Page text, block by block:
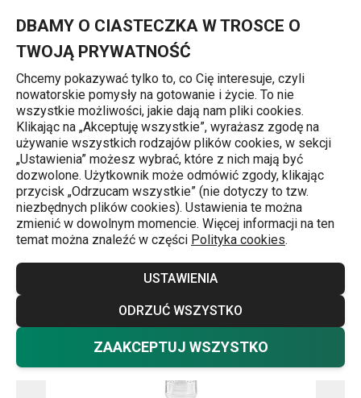
DBAMY O CIASTECZKA W TROSCE O
TWOJĄ PRYWATNOŚĆ
Chcemy pokazywać tylko to, co Cię interesuje, czyli
nowatorskie pomysły na gotowanie i życie. To nie
wszystkie możliwości, jakie dają nam pliki cookies.
Klikając na „Akceptuję wszystkie”, wyrażasz zgodę na
używanie wszystkich rodzajów plików cookies, w sekcji
„Ustawienia” możesz wybrać, które z nich mają być
dozwolone. Użytkownik może odmówić zgody, klikając
przycisk „Odrzucam wszystkie” (nie dotyczy to tzw.
niezbędnych plików cookies). Ustawienia te można
zmienić w dowolnym momencie. Więcej informacji na ten
temat można znaleźć w części Polityka cookies.
USTAWIENIA
ODRZUĆ WSZYSTKO
ZAAKCEPTUJ WSZYSTKO
Strona główna
Sitko VITAMINO do dozownika na
olej 250 ml